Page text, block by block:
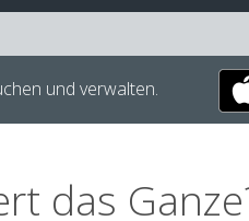
und verwalten.
das